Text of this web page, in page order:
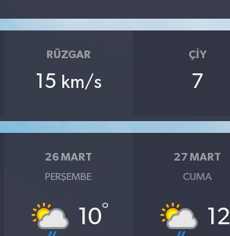
RÜZGAR
15 km/s
ÇIY
7
26 MART
PERŞEMBE
10°
27 MART
CUMA
12